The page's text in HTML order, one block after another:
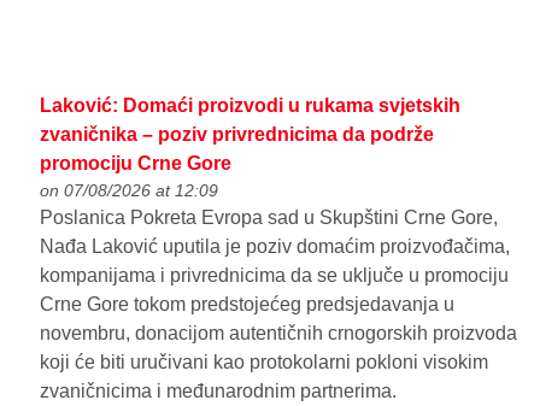
Laković: Domaći proizvodi u rukama svjetskih
zvaničnika – poziv privrednicima da podrže
promociju Crne Gore
on 07/08/2026 at 12:09
Poslanica Pokreta Evropa sad u Skupštini Crne Gore,
Nađa Laković uputila je poziv domaćim proizvođačima,
kompanijama i privrednicima da se uključe u promociju
Crne Gore tokom predstojećeg predsjedavanja u
novembru, donacijom autentičnih crnogorskih proizvoda
koji će biti uručivani kao protokolarni pokloni visokim
zvaničnicima i međunarodnim partnerima.